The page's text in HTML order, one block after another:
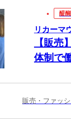
醍
リカーマ
【販売
体制で
販売・ファッ